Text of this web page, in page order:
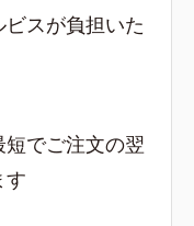
スが負担いた
でご注文の翌
す